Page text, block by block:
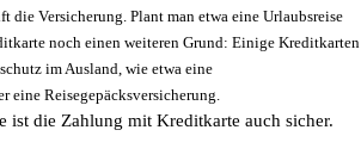
die Versicherung. Plant man etwa eine Urlaubsreise
noch einen weiteren Grund: Einige Kreditkarten
im Ausland, wie etwa eine
eine Reisegepäcksversicherung.
ist die Zahlung mit Kreditkarte auch sicher.